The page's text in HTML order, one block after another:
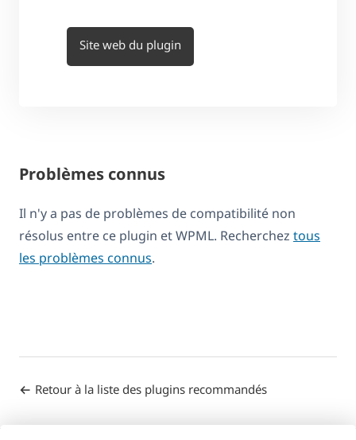
Site web du plugin
Problèmes connus
Il n'y a pas de problèmes de compatibilité non
résolus entre ce plugin et WPML. Recherchez tous
les problèmes connus.
Retour à la liste des plugins recommandés